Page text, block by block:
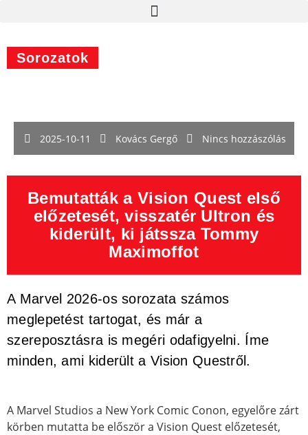
Sorozatok
2025-10-11 Kovács Gergő Nincs hozzászólás
Bemutatták a Vision Quest első
előzetesét, visszatér Ultron és
kiderült, ki játssza Tommy
Maximoffot
A Marvel 2026-os sorozata számos
meglepetést tartogat, és már a
szereposztásra is megéri odafigyelni. Íme
minden, ami kiderült a Vision Questről.
A Marvel Studios a New York Comic Conon, egyelőre zárt
körben mutatta be először a Vision Quest előzetesét,